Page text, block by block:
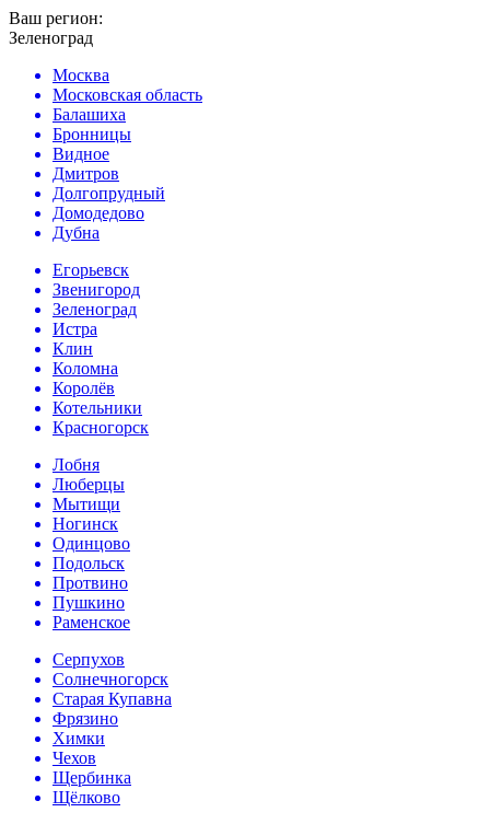
Ваш регион:
Зеленоград
Москва
Московская область
Балашиха
Бронницы
Видное
Дмитров
Долгопрудный
Домодедово
Дубна
Егорьевск
Звенигород
Зеленоград
Истра
Клин
Коломна
Королёв
Котельники
Красногорск
Лобня
Люберцы
Мытищи
Ногинск
Одинцово
Подольск
Протвино
Пушкино
Раменское
Серпухов
Солнечногорск
Старая Купавна
Фрязино
Химки
Чехов
Щербинка
Щёлково